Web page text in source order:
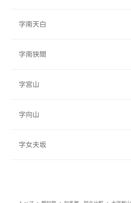
字南天白
字南狭間
字宮山
字向山
字女夫坂